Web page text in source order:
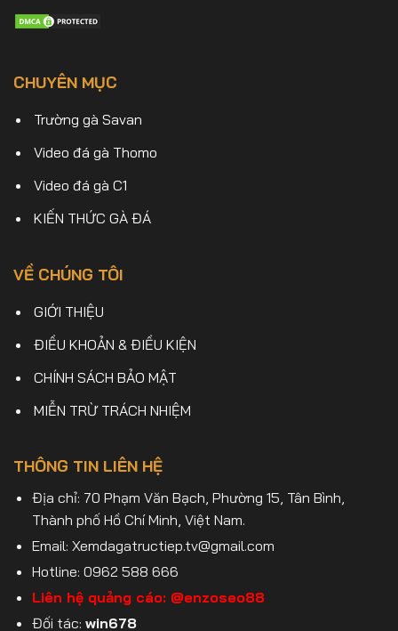
CHUYÊN MỤC
Trường gà Savan
Video đá gà Thomo
Video đá gà C1
KIẾN THỨC GÀ ĐÁ
VỀ CHÚNG TÔI
GIỚI THIỆU
ĐIỀU KHOẢN & ĐIỀU KIỆN
CHÍNH SÁCH BẢO MẬT
MIỄN TRỪ TRÁCH NHIỆM
THÔNG TIN LIÊN HỆ
Địa chỉ: 70 Phạm Văn Bạch, Phường 15, Tân Bình,
Thành phố Hồ Chí Minh, Việt Nam.
Email: Xemdagatructiep.tv@gmail.com
Hotline: 0962 588 666
Liên hệ quảng cáo: @enzoseo88
Đối tác: win678